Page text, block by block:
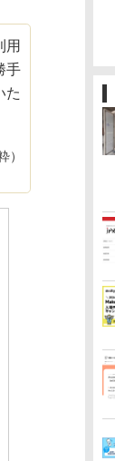
用
手
た
）